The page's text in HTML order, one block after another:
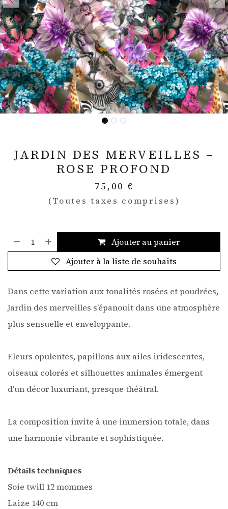
JARDIN DES MERVEILLES –
ROSE PROFOND
75,00 €
(Toutes taxes comprises)
Ajouter au panier
Ajouter à la liste de souhaits
Dans cette variation aux tonalités rosées et poudrées,
Jardin des merveilles s’épanouit dans une atmosphère
plus sensuelle et enveloppante.
Fleurs opulentes, papillons aux ailes iridescentes,
oiseaux colorés et silhouettes animales émergent
d’un décor luxuriant, presque théâtral.
La composition invite à une immersion totale, dans
une harmonie vibrante et sophistiquée.
Détails techniques
Soie twill 12 mommes
Laize 140 cm